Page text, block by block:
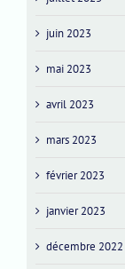
juin 2023
mai 2023
avril 2023
mars 2023
février 2023
janvier 2023
décembre 2022